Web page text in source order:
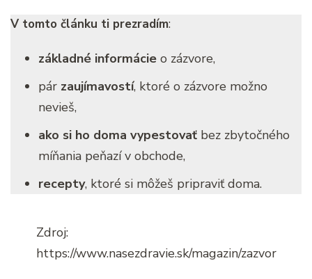
V tomto článku ti prezradím:
základné informácie o zázvore,
pár zaujímavostí, ktoré o zázvore možno
nevieš,
ako si ho doma vypestovať bez zbytočného
míňania peňazí v obchode,
recepty, ktoré si môžeš pripraviť doma.
Zdroj:
https://www.nasezdravie.sk/magazin/zazvor